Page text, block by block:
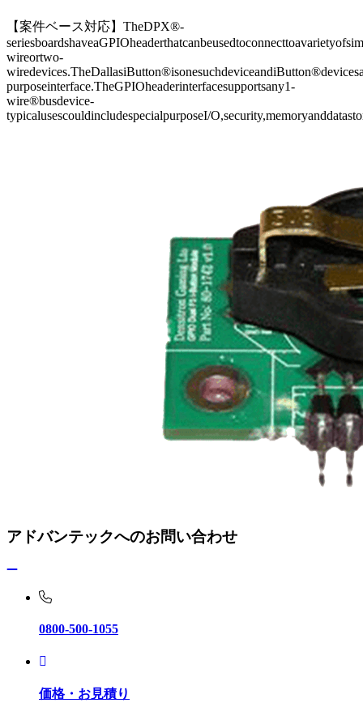
【案件ベース対応】TheDPX®-
wireortwo-
purposeinterface.TheGPIOheaderinterfacesupportsany1-
wire®busdevice-
typicalusescouldincludespecialpurposeI/
アドバンテックへのお問い合わせ
0800-500-1055
価格・お見積り